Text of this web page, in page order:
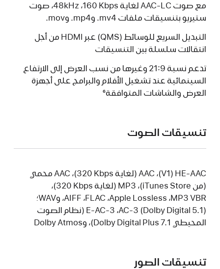
مع صوت AAC-LC لغاية‏‏ ‏160‎ Kbps‏، 48kHz، صوت
ستيريو بتنسيقات ملفات ‎.mv4‏ و‎.mp4‏ و‎.mov
التبديل السريع للوسائط (QMS) عبر HDMI من أجل
انتقالات سلسلة بين التنسيقات
تدعم نسبة 21:9 وغيرها من نسب العرض إلى الارتفاع
السينمائية عند تشغيل الأفلام والبرامج على أجهزة
العرض والشاشات المتوافقة6
تنسيقات الصوت
HE-AAC ‏(V1)، ‏AAC ‏(لغاية 320‎ Kbps)، ‏AAC محمي
‏(من iTunes Store)، ‏MP3 ‏(لغاية 320‎ Kbps)،
‏MP3 VBR، ‏Apple Lossless، ‏FLAC، ‏AIFF، و‏WAV؛
AC‑3 (Dolby Digital 5.1)، ‏E-AC-3 ‏(نظام الصوت
المحيطي Dolby Digital Plus 7.1)، و‏Dolby Atmos
تنسيقات الصور